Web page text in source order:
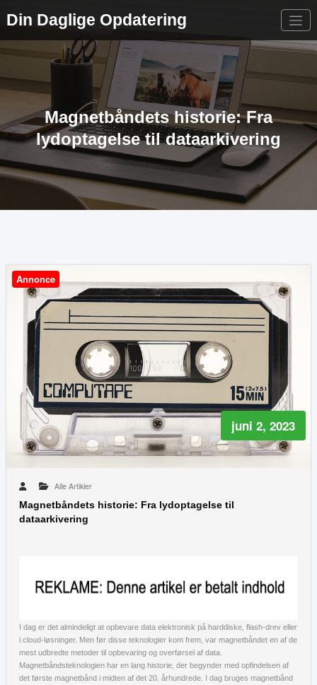
Din Daglige Opdatering
Magnetbåndets historie: Fra
lydoptagelse til dataarkivering
Annonce
juni 2, 2023
Alle Artikler
Magnetbåndets historie: Fra lydoptagelse til
dataarkivering
I dag er det almindeligt at opbevare data elektronisk på harddiske, flash-drev eller
i cloud-løsninger. Men før disse teknologier kom frem, var magnetbåndet en af de
mest udbredte metoder til opbevaring og overførsel af data.
Magnetbåndsteknologien har en lang historie, der begynder med opfindelsen af
det første magnetbånd i midten af det 20. århundrede. I dag bruges magnetbånd